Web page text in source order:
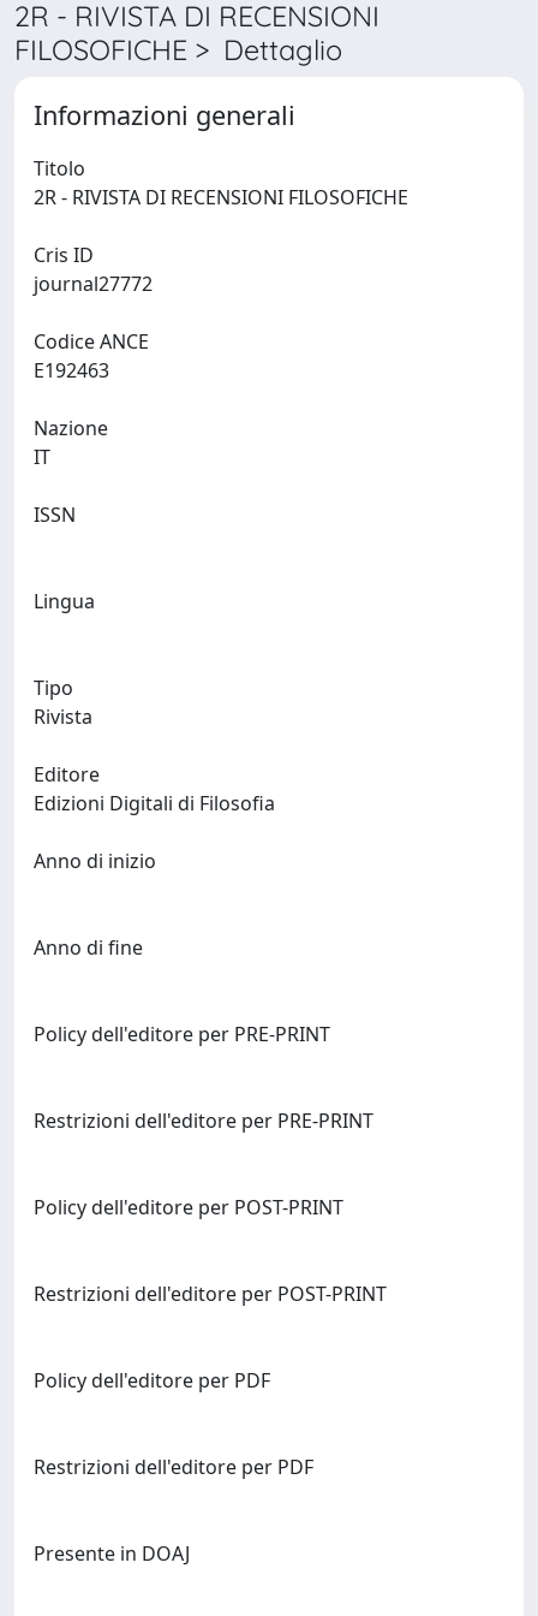
2R - RIVISTA DI RECENSIONI
FILOSOFICHE > Dettaglio
Informazioni generali
Titolo
Cris ID
Codice ANCE
Nazione
ISSN
Lingua
Tipo
Rivista
Editore
Anno di inizio
Anno di fine
Policy dell'editore per PRE-PRINT
Restrizioni dell'editore per PRE-PRINT
Policy dell'editore per POST-PRINT
Restrizioni dell'editore per POST-PRINT
Policy dell'editore per PDF
Restrizioni dell'editore per PDF
Presente in DOAJ